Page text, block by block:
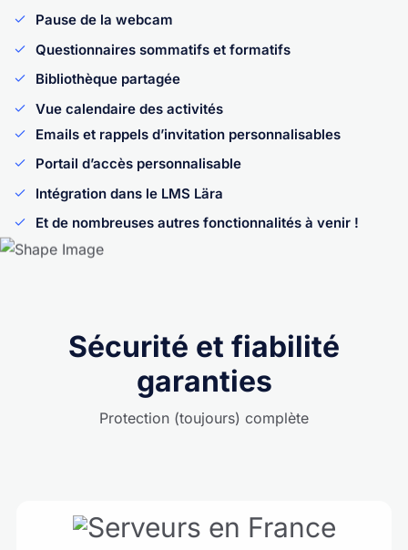
Pause de la webcam
Questionnaires sommatifs et formatifs
Bibliothèque partagée
Vue calendaire des activités
Emails et rappels d’invitation personnalisables
Portail d’accès personnalisable
Intégration dans le LMS Lära
Et de nombreuses autres fonctionnalités à venir !
Sécurité et fiabilité
garanties
Protection (toujours) complète